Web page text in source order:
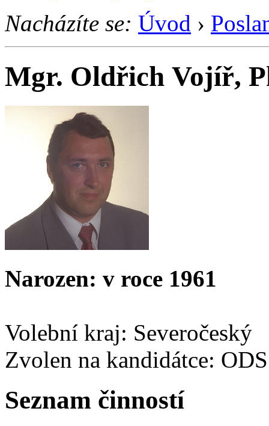
Nacházíte se: Úvod ›
Mgr. Oldřich Vojíř,
Narozen: v roce 1961
Volební kraj: Severočeský
Zvolen na kandidátce: ODS
Seznam činností